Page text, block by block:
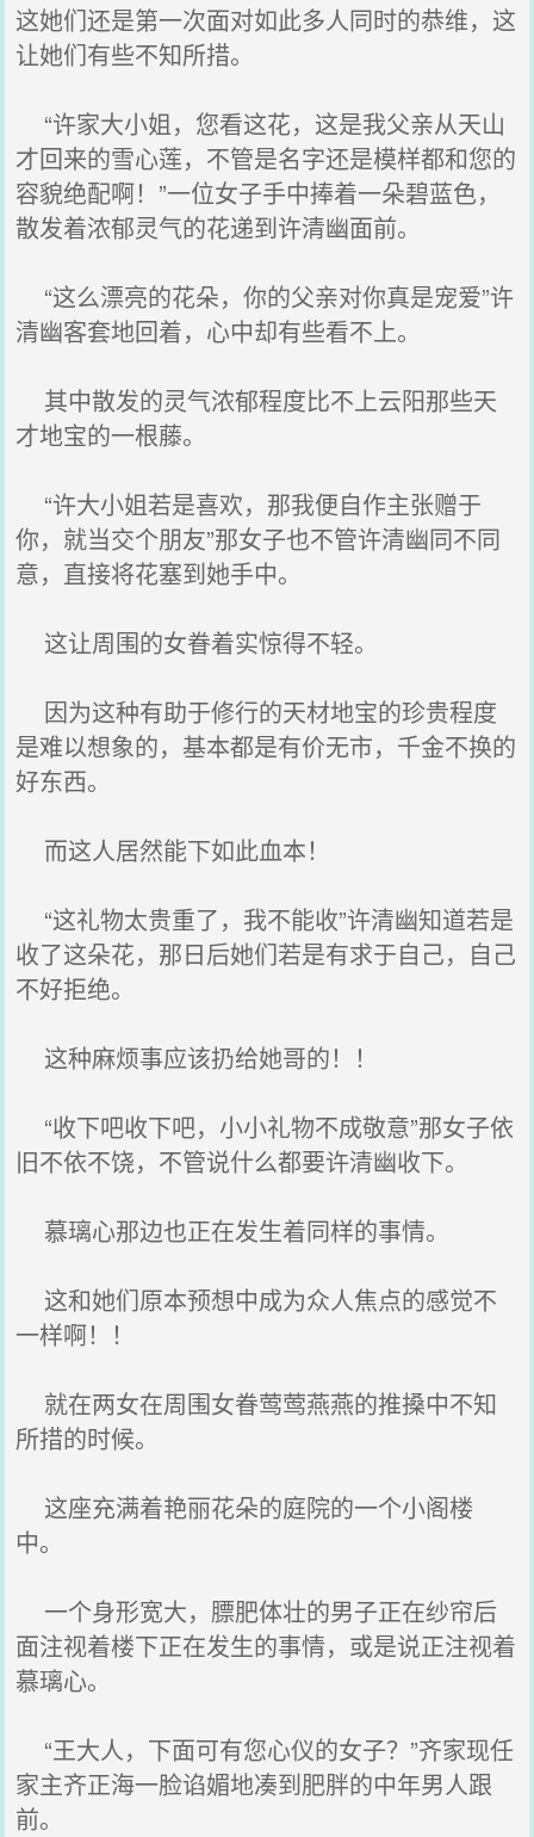
这她们还是第一次面对如此多人同时的恭维，这
让她们有些不知所措。
“许家大小姐，您看这花，这是我父亲从天山
才回来的雪心莲，不管是名字还是模样都和您的
容貌绝配啊！”一位女子手中捧着一朵碧蓝色，
散发着浓郁灵气的花递到许清幽面前。
“这么漂亮的花朵，你的父亲对你真是宠爱”许
清幽客套地回着，心中却有些看不上。
其中散发的灵气浓郁程度比不上云阳那些天
才地宝的一根藤。
“许大小姐若是喜欢，那我便自作主张赠于
你，就当交个朋友”那女子也不管许清幽同不同
意，直接将花塞到她手中。
这让周围的女眷着实惊得不轻。
因为这种有助于修行的天材地宝的珍贵程度
是难以想象的，基本都是有价无市，千金不换的
好东西。
而这人居然能下如此血本！
“这礼物太贵重了，我不能收”许清幽知道若是
收了这朵花，那日后她们若是有求于自己，自己
不好拒绝。
这种麻烦事应该扔给她哥的！！
“收下吧收下吧，小小礼物不成敬意”那女子依
旧不依不饶，不管说什么都要许清幽收下。
慕璃心那边也正在发生着同样的事情。
这和她们原本预想中成为众人焦点的感觉不
一样啊！！
就在两女在周围女眷莺莺燕燕的推搡中不知
所措的时候。
这座充满着艳丽花朵的庭院的一个小阁楼
中。
一个身形宽大，膘肥体壮的男子正在纱帘后
面注视着楼下正在发生的事情，或是说正注视着
慕璃心。
“王大人，下面可有您心仪的女子？”齐家现任
家主齐正海一脸谄媚地凑到肥胖的中年男人跟
前。